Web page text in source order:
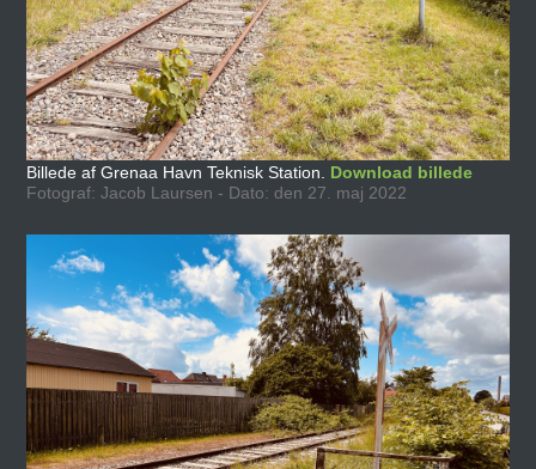
Billede af Grenaa Havn Teknisk Station. Download billede
Fotograf: Jacob Laursen - Dato: den 27. maj 2022